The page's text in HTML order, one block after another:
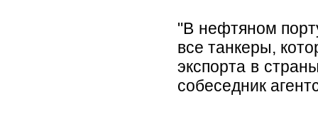
"В нефтяном
все танкеры,
экспорта в
собеседник